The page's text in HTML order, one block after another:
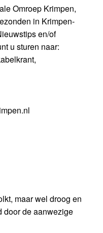
Omroep Krimpen,
in Krimpen-
en/of
u sturen naar:
maar wel droog en
door de aanwezige